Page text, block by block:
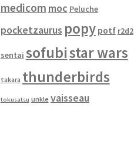
medicom moc Peluche
pocketzaurus popy potf r2d2
sentai sofubistar wars
takara thunderbirds
tokusatsu unkle vaisseau